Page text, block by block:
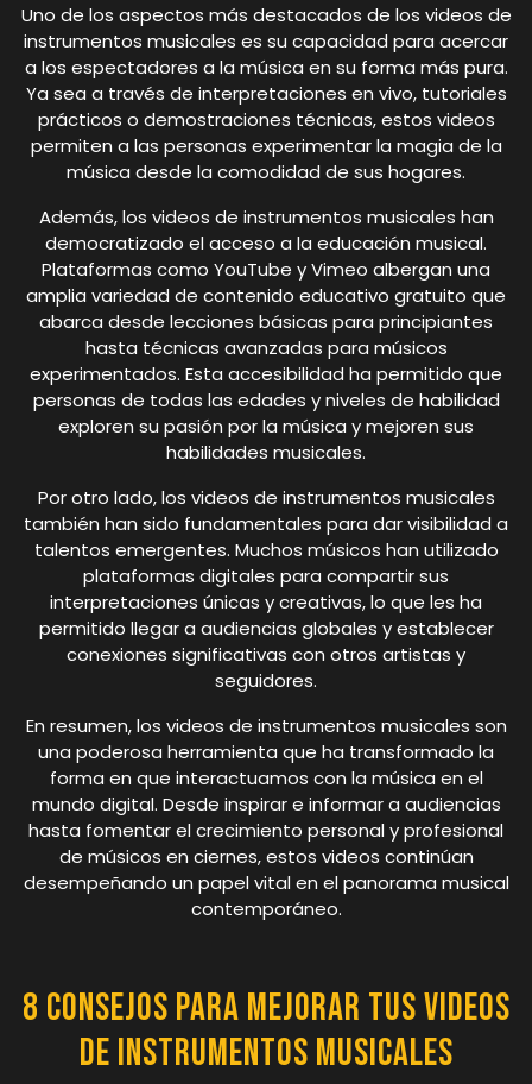
Uno de los aspectos más destacados de los videos de
instrumentos musicales es su capacidad para acercar
a los espectadores a la música en su forma más pura.
Ya sea a través de interpretaciones en vivo, tutoriales
prácticos o demostraciones técnicas, estos videos
permiten a las personas experimentar la magia de la
música desde la comodidad de sus hogares.
Además, los videos de instrumentos musicales han
democratizado el acceso a la educación musical.
Plataformas como YouTube y Vimeo albergan una
amplia variedad de contenido educativo gratuito que
abarca desde lecciones básicas para principiantes
hasta técnicas avanzadas para músicos
experimentados. Esta accesibilidad ha permitido que
personas de todas las edades y niveles de habilidad
exploren su pasión por la música y mejoren sus
habilidades musicales.
Por otro lado, los videos de instrumentos musicales
también han sido fundamentales para dar visibilidad a
talentos emergentes. Muchos músicos han utilizado
plataformas digitales para compartir sus
interpretaciones únicas y creativas, lo que les ha
permitido llegar a audiencias globales y establecer
conexiones significativas con otros artistas y
seguidores.
En resumen, los videos de instrumentos musicales son
una poderosa herramienta que ha transformado la
forma en que interactuamos con la música en el
mundo digital. Desde inspirar e informar a audiencias
hasta fomentar el crecimiento personal y profesional
de músicos en ciernes, estos videos continúan
desempeñando un papel vital en el panorama musical
contemporáneo.
8 Consejos para Mejorar tus Videos
de Instrumentos Musicales